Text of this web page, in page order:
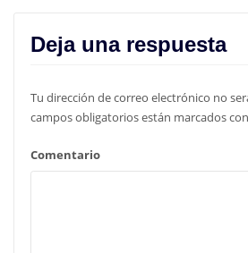
Deja una respuesta
Tu dirección de correo electrónico no
campos obligatorios están marcados con
Comentario